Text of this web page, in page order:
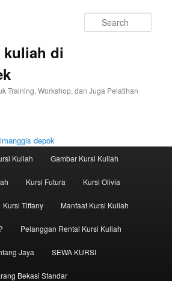
kuliah di
Training, Workshop, dan Juga Pelatihan
Kuliah Gambar Kursi Kuliah
Kursi Futura Kursi Olivia
Kursi Tiffany Manfaat Kursi Kuliah
Pelanggan Rental Kursi Kuliah
Jaya SEWA KURSI
Bekasi Standar